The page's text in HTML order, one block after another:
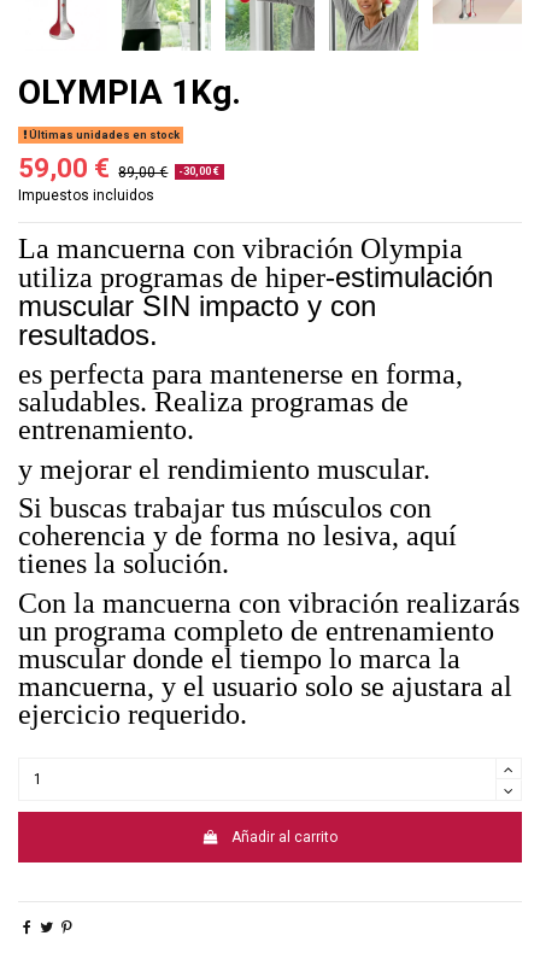
OLYMPIA 1Kg.
Últimas unidades en stock
59,00 € 89,00 € -30,00 €
Impuestos incluidos
La mancuerna con vibración Olympia
utiliza programas de hiper-estimulación
muscular SIN impacto y con
resultados.
es perfecta para mantenerse en forma,
saludables. Realiza programas de
entrenamiento.
y mejorar el rendimiento muscular.
Si buscas trabajar tus músculos con
coherencia y de forma no lesiva, aquí
tienes la solución.
Con la mancuerna con vibración realizarás
un programa completo de entrenamiento
muscular donde el tiempo lo marca la
mancuerna, y el usuario solo se ajustara al
ejercicio requerido.
Añadir al carrito